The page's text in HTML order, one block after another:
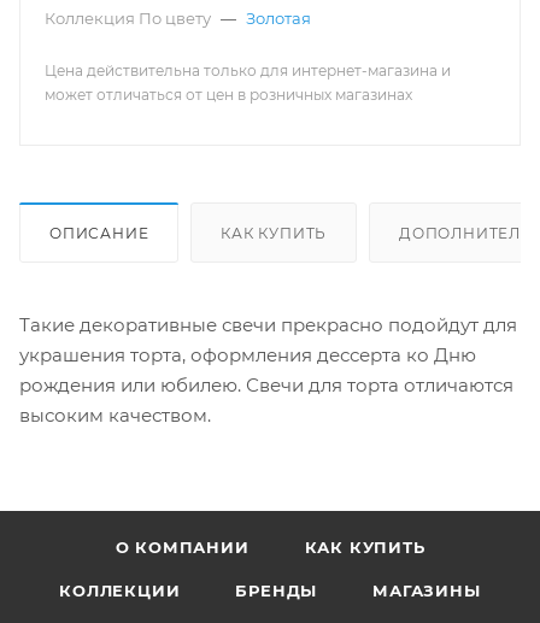
Коллекция По цвету — Золотая
Цена действительна только для интернет-магазина и
может отличаться от цен в розничных магазинах
ОПИСАНИЕ КАК КУПИТЬ
Такие декоративные свечи прекрасно подойдут для
украшения торта, оформления дессерта ко Дню
рождения или юбилею. Свечи для торта отличаются
высоким качеством.
О КОМПАНИИ КАК КУПИТЬ
КОЛЛЕКЦИИ БРЕНДЫ МАГАЗИНЫ